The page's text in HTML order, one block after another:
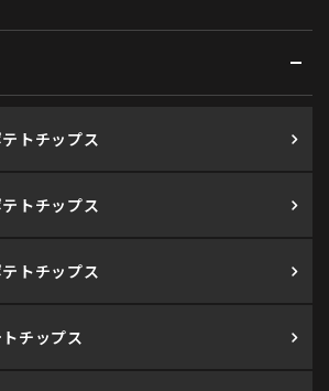
トチップス
トチップス
トチップス
チップス